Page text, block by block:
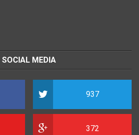
SOCIAL MEDIA
937
372